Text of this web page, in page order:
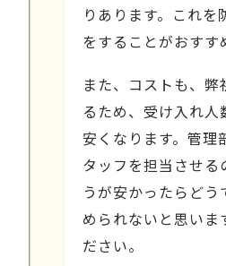
りあります。これ
をすることがおすす
また、コストも、
るため、受け入れ
安くなります。管理
タッフを担当させ
うが安かったらど
められないと思いま
ださい。